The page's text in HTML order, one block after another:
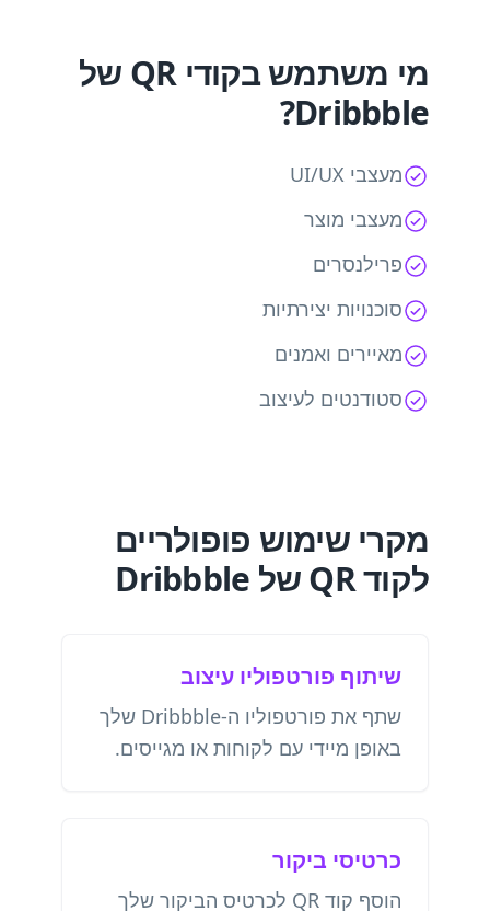
מי משתמש בקודי QR של
Dribbble?
מעצבי UI/UX
מעצבי מוצר
פרילנסרים
סוכנויות יצירתיות
מאיירים ואמנים
סטודנטים לעיצוב
מקרי שימוש פופולריים
לקוד QR של Dribbble
שיתוף פורטפוליו עיצוב
שתף את פורטפוליו ה-Dribbble שלך
באופן מיידי עם לקוחות או מגייסים.
כרטיסי ביקור
הוסף קוד QR לכרטיס הביקור שלך